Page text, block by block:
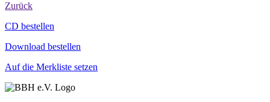
Zurück
Bestell-Aktionen
CD bestellen
Download bestellen
Auf die Merkliste setzen